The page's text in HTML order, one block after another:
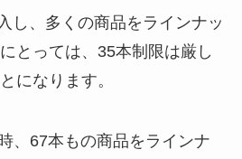
し、多くの商品をラインナッ
とっては、35本制限は厳し
になります。
、67本もの商品をラインナ